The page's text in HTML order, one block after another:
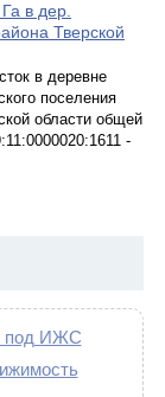
в дер.
Тверской
в деревне
поселения
области общей
-
под ИЖС